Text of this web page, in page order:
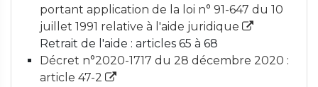
portant application de la loi n° 91-647 du 10
juillet 1991 relative à l'aide juridique
Retrait de l'aide : articles 65 à 68
Décret n°2020-1717 du 28 décembre 2020 :
article 47-2